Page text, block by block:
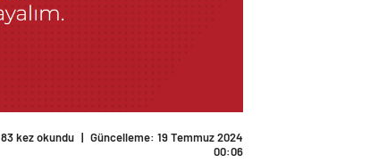
yönlendirecek bir mekanizma olarak